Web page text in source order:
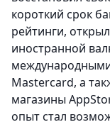
короткий срок
рейтинги,
иностранной
Mastercard, а
магазины
опыт стал